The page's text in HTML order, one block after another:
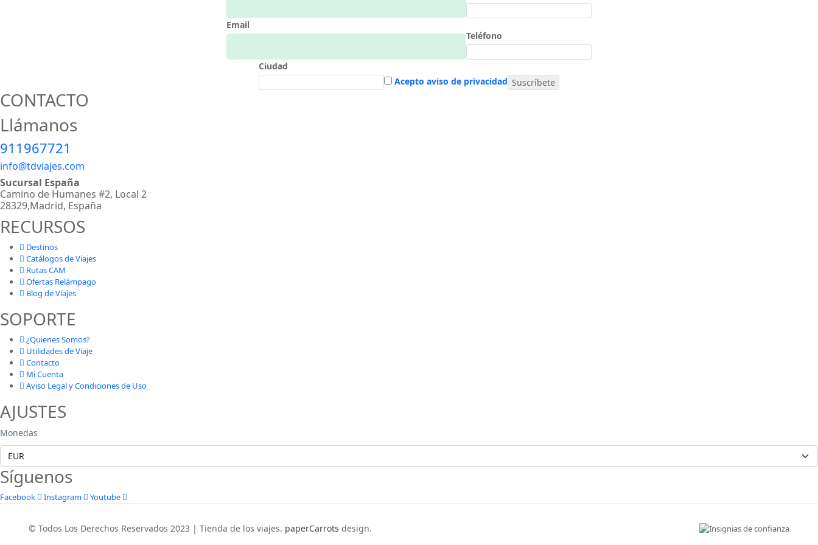
Email
Teléfono
Ciudad
Acepto aviso de privacidad
CONTACTO
Llámanos
911967721
info@tdviajes.com
Sucursal España
Camino de Humanes #2, Local 2
28329,Madrid, España
RECURSOS
Destinos
Catálogos de Viajes
Rutas CAM
Ofertas Relámpago
Blog de Viajes
SOPORTE
¿Quienes Somos?
Utilidades de Viaje
Contacto
Mi Cuenta
Aviso Legal y Condiciones de Uso
AJUSTES
Monedas
Síguenos
Facebook Instagram Youtube
© Todos Los Derechos Reservados 2023 | Tienda de los viajes. paperCarrots design.